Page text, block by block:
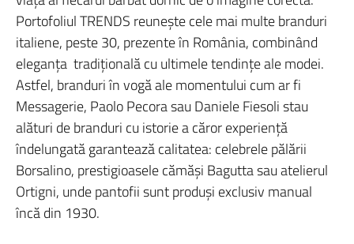
Portofoliul TRENDS reuneşte cele mai multe branduri
italiene, peste 30, prezente în România, combinând
eleganţa tradiţională cu ultimele tendinţe ale modei.
Astfel, branduri în vogă ale momentului cum ar fi
Messagerie, Paolo Pecora sau Daniele Fiesoli stau
alături de branduri cu istorie a căror experienţă
îndelungată garantează calitatea: celebrele pălării
Borsalino, prestigioasele cămăşi Bagutta sau atelierul
Ortigni, unde pantofii sunt produşi exclusiv manual
încă din 1930.